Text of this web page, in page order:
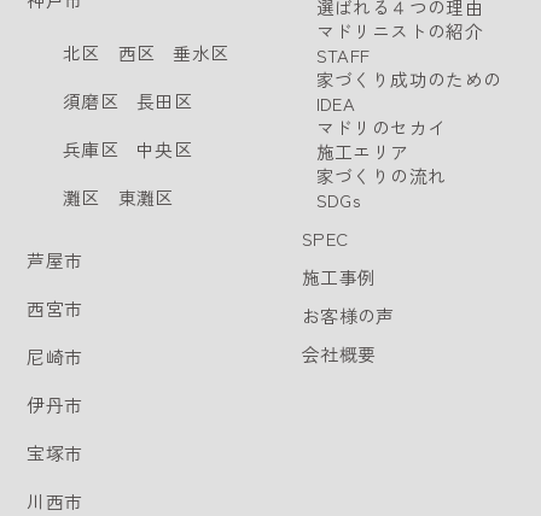
北区 西区
垂水区
須磨区
長田区
兵庫区
中央区
灘区
東灘区
芦屋市
西宮市
尼崎市
伊丹市
宝塚市
川西市
選ばれる４つの理由
マドリニストの紹介
STAFF
家づくり成功のための
IDEA
マドリのセカイ
施工エリア
家づくりの流れ
SDGs
SPEC
施工事例
お客様の声
会社概要